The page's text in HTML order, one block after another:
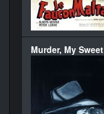
Murder, My Sweet